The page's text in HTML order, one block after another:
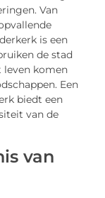
Van
is een
de stad
leven komen
Een
biedt een
van de
van